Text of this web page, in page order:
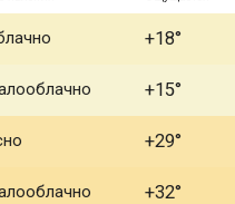
+18°
+15°
+29°
+32°